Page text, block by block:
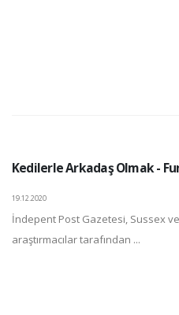
Kedilerle Arkadaş Olmak -
19.12.2020
İndepent Post Gazetesi, Sussex
araştırmacılar tarafından ...